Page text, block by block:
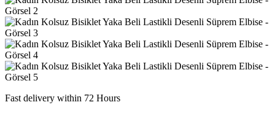
Fast delivery within 72 Hours